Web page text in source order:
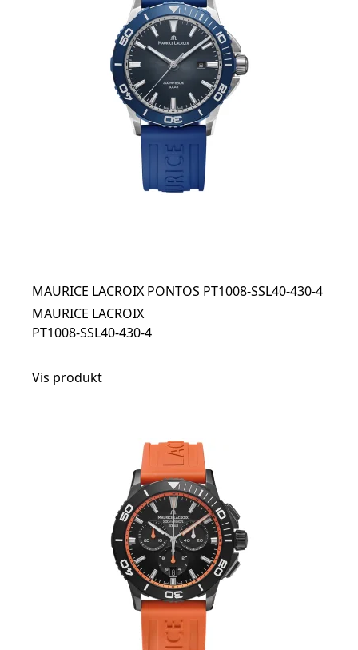
MAURICE LACROIX PONTOS PT1008-SSL40-430-4
MAURICE LACROIX
PT1008-SSL40-430-4
Vis produkt